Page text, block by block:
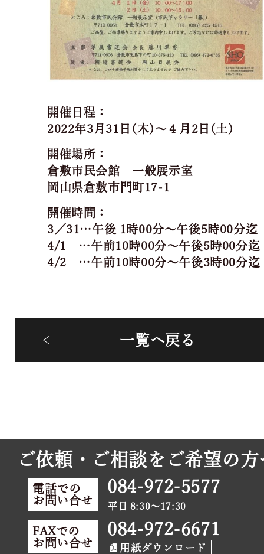
開催日程：
2022年3月31日(木)～４月2日(土)
開催場所：
倉敷市民会館 一般展示室
岡山県倉敷市門町17-1
開催時間：
3／31…午後 1時00分～午後5時00分迄
4/1 …午前10時00分～午後5時00分迄
4/2 …午前10時00分～午後3時00分迄
一覧へ戻る
ご依頼・ご相談をご希望の方
電話での
お問い合せ
084-972-5577
平日 8:30～17:30
FAXでの
お問い合せ
084-972-6671
用紙ダウンロード